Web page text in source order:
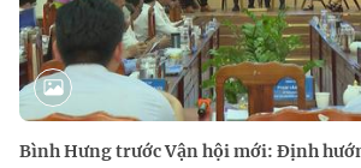
Bình Hưng trước Vận hội mới: Định